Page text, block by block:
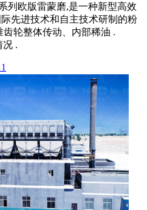
列欧版雷蒙磨,是一种新型高效
先进技术和自主技术研制的粉
轮整体传动、内部稀油 .
况 .